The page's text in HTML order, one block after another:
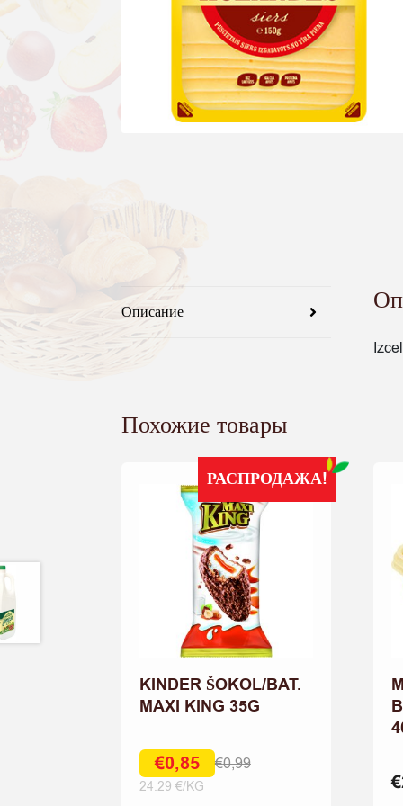
Описание
Похожие товары
KINDER ŠOKOL/BAT.
MAXI KING 35G
РАСПРОДАЖА!
€0,99
Первоначальная
цена
€0,85
Текущая
цена:
24.29 €/KG €